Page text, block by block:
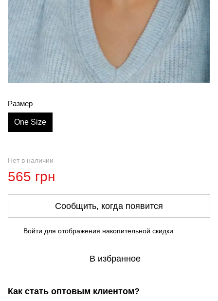
Размер
One Size
Нет в наличии
565 грн
Сообщить, когда появится
Войти для отображения накопительной скидки
В избранное
Как стать оптовым клиентом?